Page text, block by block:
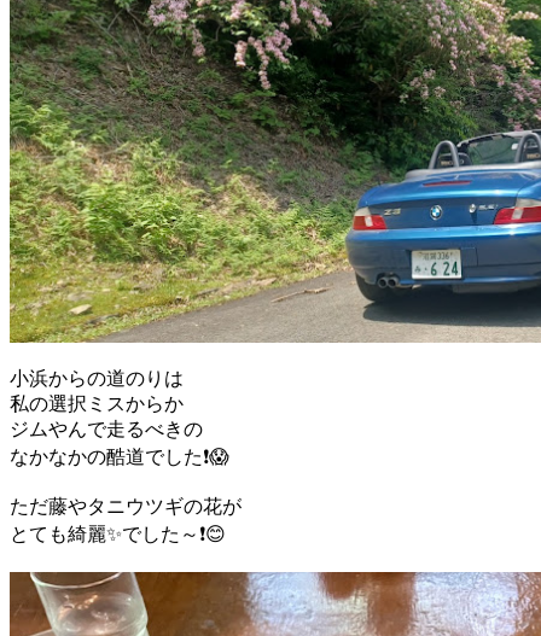
小浜からの道のりは
私の選択ミスからか
ジムやんで走るべきの
なかなかの酷道でした❗😱
ただ藤やタニウツギの花が
とても綺麗✨でした～❗😊